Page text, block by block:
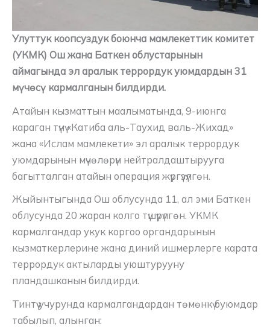
Улуттук коопсуздук боюнча мамлекеттик комитет
(УКМК) Ош жана Баткен облустарынын
аймагында эл аралык террордук уюмдардын 31
мүчөсү кармалганын билдирди.
Атайын кызматтын маалыматында, 9-июнга
караган түнү «Катиба аль-Таухид валь-Жихад»
жана «Ислам мамлекети» эл аралык террордук
уюмдарынын мүчөлөрүн нейтралдаштырууга
багытталган атайын операция жүргүзүлгөн.
Жыйынтыгында Ош облусунда 11, ал эми Баткен
облусунда 20 жаран колго түшүрүлгөн. УКМК
кармалгандар укук коргоо органдарынын
кызматкерлерине жана диний ишмерлерге карата
террордук актыларды уюштурууну
пландашканын билдирди.
Тинтүү учурунда кармалгандардан төмөнкү буюмдар
табылып, алынган: